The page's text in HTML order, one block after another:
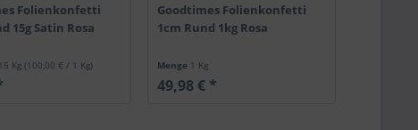
Folienkonfetti
15g Satin Rosa
Kg(100,00 € / 1 Kg)
Goodtimes Folienkonfetti
1cm Rund 1kg Rosa
Menge 1 Kg
49,98 € *